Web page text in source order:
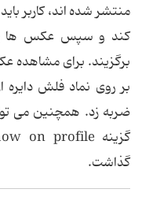
منتشر شده اند، کاربر
کند و سپس عکس ها و
برگزیند. برای مشاهده
بر روی نماد فلش
ضربه زد. همچنین می
گذاشت.